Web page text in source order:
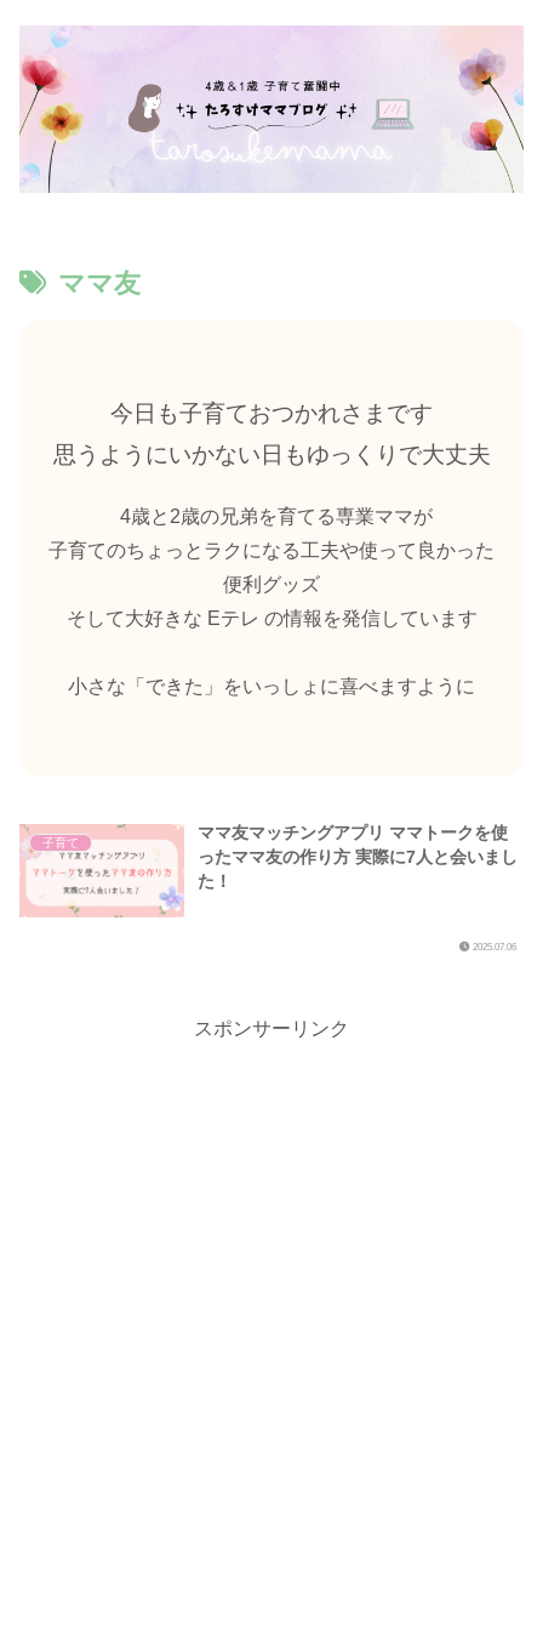
ママ友
今日も子育ておつかれさまです
思うようにいかない日もゆっくりで大丈夫
4歳と2歳の兄弟を育てる専業ママが
子育てのちょっとラクになる工夫や使って良かった
便利グッズ
そして大好きな Eテレ の情報を発信しています
小さな「できた」をいっしょに喜べますように
子育て
ママ友マッチングアプリ ママトークを使
ったママ友の作り方 実際に7人と会いまし
た！
2025.07.06
スポンサーリンク